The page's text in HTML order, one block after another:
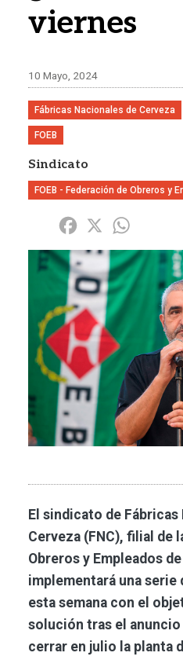
viernes
10 Mayo, 2024
Fábricas Nacionales de Cerveza
FOEB
Sindicato
FOEB - Federación de Obreros y
Share Facebook
X
Imagen
El sindicato de
Cerveza (FNC), filial de
Obreros y Empleados
implementará una serie
esta semana con el
solución tras el anuncio
cerrar en julio la planta